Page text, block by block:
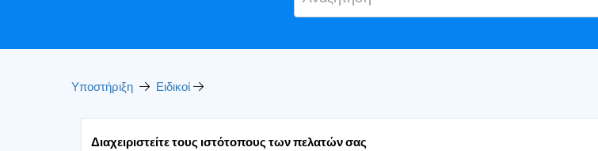
Υποστήριξη Ειδικοί
Διαχειριστείτε τους ιστότοπους των πελατών σας